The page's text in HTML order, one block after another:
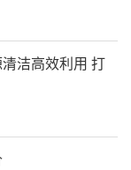
洁高效利用 打